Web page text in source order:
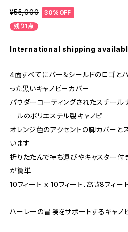
¥55,000
30%OFF
残り1点
International shipping
4面すべてにバー＆シールドのロゴと
った黒いキャノピーカバー
パウダーコーティングされたスチール
ールのポリエステル製キャノピー
オレンジ色のアクセントの脚カバーと
います
折りたたんで持ち運びやキャスター付
が簡単
10フィート x 10フィート、高さ8フィート
ハーレーの冒険をサポートするキャノ